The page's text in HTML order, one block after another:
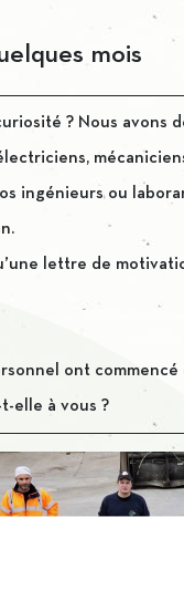
mois
? Nous avons
ingénieurs ou
lettre de
ont
elle à vous ?